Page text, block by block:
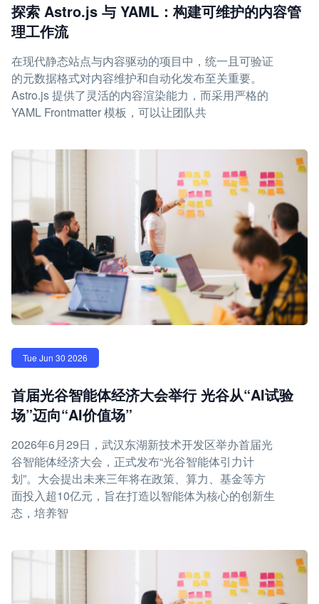
探索 Astro.js 与 YAML：构建可维护的内容管
理工作流
在现代静态站点与内容驱动的项目中，统一且可验证
的元数据格式对内容维护和自动化发布至关重要。
Astro.js 提供了灵活的内容渲染能力，而采用严格的
YAML Frontmatter 模板，可以让团队共
Tue Jun 30 2026
首届光谷智能体经济大会举行 光谷从“AI试验
场”迈向“AI价值场”
2026年6月29日，武汉东湖新技术开发区举办首届光
谷智能体经济大会，正式发布“光谷智能体引力计
划”。大会提出未来三年将在政策、算力、基金等方
面投入超10亿元，旨在打造以智能体为核心的创新生
态，培养智